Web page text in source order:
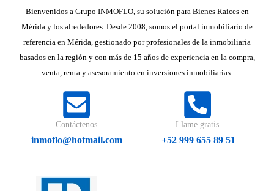
Bienvenidos a Grupo INMOFLO, su solución para Bienes Raíces en
Mérida y los alrededores. Desde 2008, somos el portal inmobiliario de
referencia en Mérida, gestionado por profesionales de la inmobiliaria
basados en la región y con más de 15 años de experiencia en la compra,
venta, renta y asesoramiento en inversiones inmobiliarias.
Contáctenos
inmoflo@hotmail.com
Llame gratis
+52 999 655 89 51